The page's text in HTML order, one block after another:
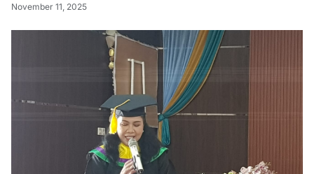
November 11, 2025